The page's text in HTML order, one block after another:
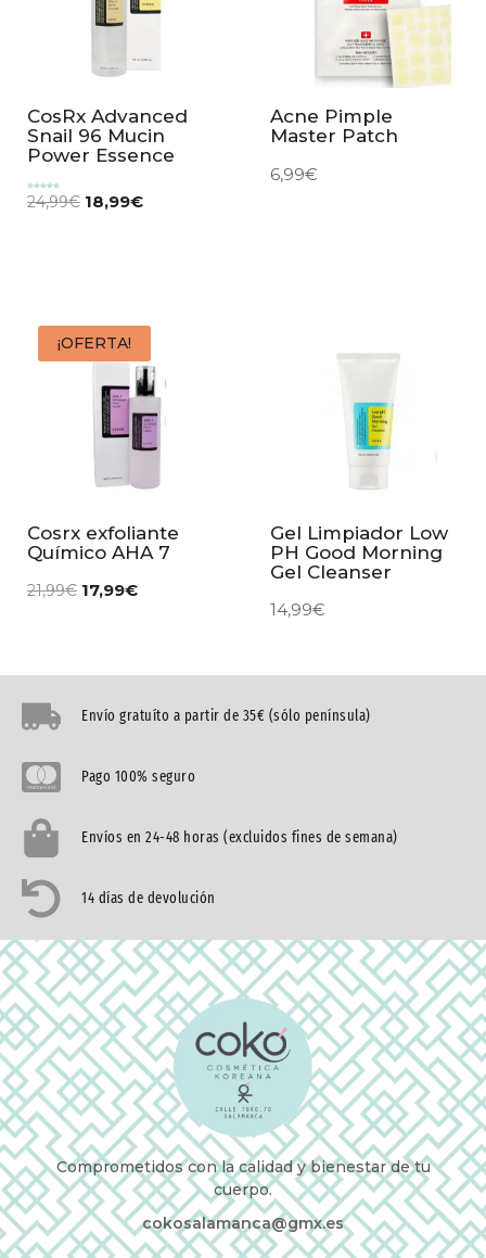
CosRx Advanced
Snail 96 Mucin
Power Essence
con
5.00
24,99€ 18,99€
Acne Pimple
Master Patch
6,99€
¡OFERTA!
Cosrx exfoliante
Químico AHA 7
21,99€ 17,99€
Gel Limpiador Low
PH Good Morning
Gel Cleanser
14,99€
Envío gratuíto a partir de 35€ (sólo península)
Pago 100% seguro
Envíos en 24-48 horas (excluidos fines de semana)
14 días de devolución
Comprometidos con la calidad y bienestar de tu
cuerpo.
cokosalamanca@gmx.es